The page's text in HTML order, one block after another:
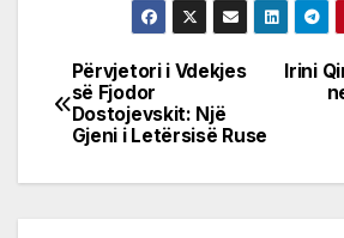
Post
navigation
Irini
Përvjetori i Vdekjes
së Fjodor
Dostojevskit: Një
Gjeni i Letërsisë Ruse